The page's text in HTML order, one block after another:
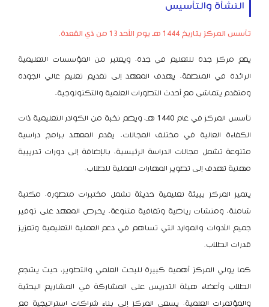
النشأة والتأسيس
تأسس المركز بتاريخ 1444 هـ يوم الأحد 13 من ذي القعدة.
يقع مركز جدة للتعليم في جدة، ويعتبر من المؤسسات التعليمية
الرائدة في المنطقة. يهدف المعهد إلى تقديم تعليم عالي الجودة
ومتقدم يتماشى مع أحدث التطورات العلمية والتكنولوجية.
تأسس المركز في عام 1440 هـ، ويضم نخبة من الكوادر التعليمية ذات
الكفاءة العالية في مختلف المجالات. يقدم المعهد برامج دراسية
متنوعة تشمل مجالات الدراسة الرئيسية، بالإضافة إلى دورات تدريبية
مهنية تهدف إلى تطوير المهارات العملية للطلاب.
يتميز المركز ببيئة تعليمية حديثة تشمل مختبرات متطورة، مكتبة
شاملة، ومنشآت رياضية وثقافية متنوعة. يحرص المعهد على توفير
جميع الأدوات والموارد التي تساهم في دعم العملية التعليمية وتعزيز
قدرات الطلاب.
كما يولي المركز أهمية كبيرة للبحث العلمي والتطوير، حيث يشجع
الطلاب وأعضاء هيئة التدريس على المشاركة في المشاريع البحثية
والمؤتمرات العلمية. يسعى المركز إلى بناء شراكات استراتيجية مع